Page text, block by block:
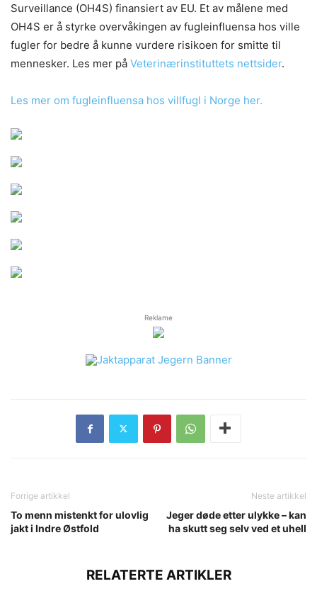
Surveillance (OH4S) finansiert av EU. Et av målene med
OH4S er å styrke overvåkingen av fugleinfluensa hos ville
fugler for bedre å kunne vurdere risikoen for smitte til
mennesker. Les mer på Veterinærinstituttets nettsider.
Les mer om fugleinfluensa hos villfugl i Norge her.
Reklame
Forrige artikkel
To menn mistenkt for ulovlig
jakt i Indre Østfold
Neste artikkel
Jeger døde etter ulykke – kan
ha skutt seg selv ved et uhell
RELATERTE ARTIKLER